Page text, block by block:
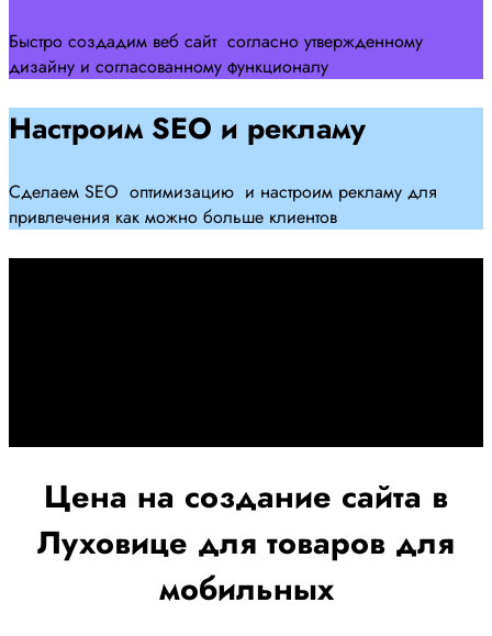
Быстро создадим веб сайт согласно утвержденному
дизайну и согласованному функционалу
Настроим SEO и рекламу
Сделаем SEO оптимизацию и настроим рекламу для
привлечения как можно больше клиентов
Цена на создание сайта в
Луховице для товаров для
мобильных